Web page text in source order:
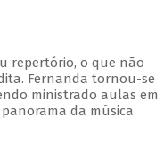
repertório, o que não
Fernanda tornou-se
ministrado aulas em
da música